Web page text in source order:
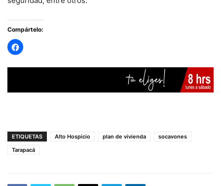
Compártelo:
ETIQUETAS Alto Hospicio plan de vivienda
socavones
Tarapacá